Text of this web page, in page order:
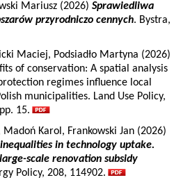
Mariusz (2026) Sprawiedliwa
przyrodniczo cennych. Bystra,
Maciej, Podsiadło Martyna (2026)
of conservation: A spatial analysis
regimes influence local
municipalities. Land Use Policy,
15.
Madoń Karol, Frankowski Jan (2026)
in technology uptake.
scale renovation subsidy
Policy, 208, 114902.